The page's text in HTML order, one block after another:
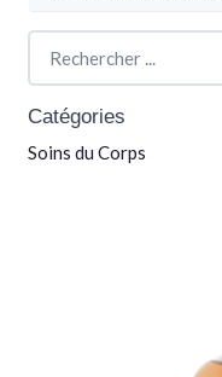
Catégories
Soins du Corps